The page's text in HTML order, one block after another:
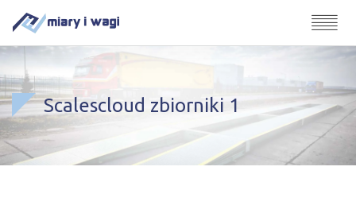
Scalescloud zbiorniki 1